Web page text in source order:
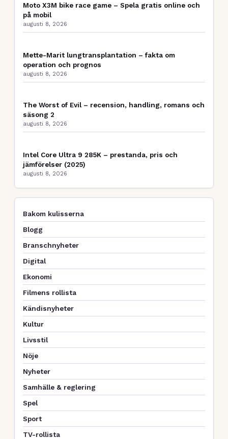
Moto X3M bike race game – Spela gratis online och
på mobil
augusti 8, 2026
Mette-Marit lungtransplantation – fakta om
operation och prognos
augusti 8, 2026
The Worst of Evil – recension, handling, romans och
säsong 2
augusti 8, 2026
Intel Core Ultra 9 285K – prestanda, pris och
jämförelser (2025)
augusti 8, 2026
Bakom kulisserna
Blogg
Branschnyheter
Digital
Ekonomi
Filmens rollista
Kändisnyheter
Kultur
Livsstil
Nöje
Nyheter
Samhälle & reglering
Spel
Sport
TV-rollista